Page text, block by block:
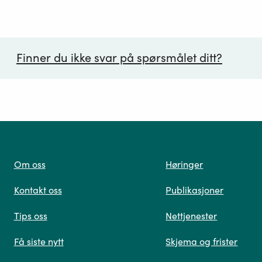
Finner du ikke svar på spørsmålet ditt?
oss
Om oss
Kontakt oss
Tips oss
Få siste nytt
Høringer
Publikasjoner
Nettjenester
Skjema og frister